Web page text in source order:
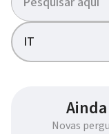
IT
Novas